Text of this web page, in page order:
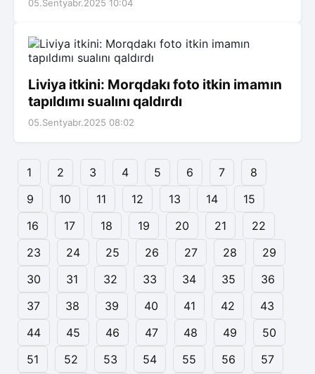
05.Sentyabr.2025 10:04
Liviya itkini: Morqdakı foto itkin imamın
tapıldımı sualını qaldırdı
05.Sentyabr.2025 08:02
1 2 3 4 5 6 7
8
9
10 11 12 13 14
15
16
17 18 19 20 21
22
23
24 25 26 27 28
29
30
31 32 33 34 35
36
37
38 39 40 41 42
43
44
45 46 47 48 49
50
51
52 53 54 55 56
57